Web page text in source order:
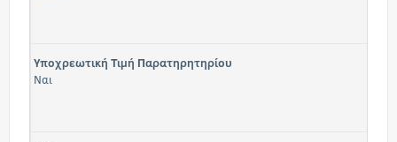
Υποχρεωτική Τιμή Παρατηρητηρίου
Ναι